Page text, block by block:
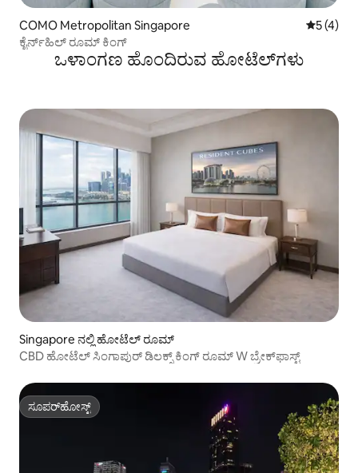
COMO Metropolitan Singapore 5 ರಲ್ಲಿ 5
5 (4)
ಕೈರ್ನ್‌ಹಿಲ್ ರೂಮ್ ಕಿಂಗ್
ಒಳಾಂಗಣ ಹೊಂದಿರುವ ಹೋಟೆಲ್‌ಗಳು
Singapore ನಲ್ಲಿ ಹೋಟೆಲ್ ರೂಮ್
CBD ಹೋಟೆಲ್ ಸಿಂಗಾಪುರ್ ಡಿಲಕ್ಸ್ ಕಿಂಗ್ ರೂಮ್ W ಬ್ರೇಕ್‌ಫಾಸ್ಟ್
ಸೂಪರ್‌ಹೋಸ್ಟ್
ಸೂಪರ್‌ಹೋಸ್ಟ್